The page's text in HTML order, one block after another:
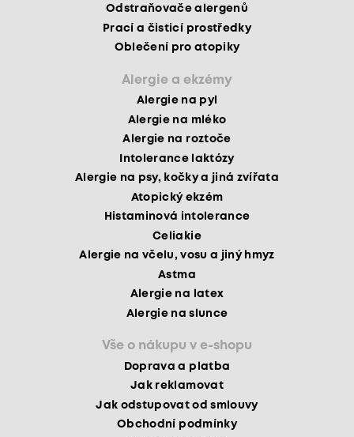
Odstraňovače alergenů
Prací a čisticí prostředky
Oblečení pro atopiky
Alergie a ekzémy
Alergie na pyl
Alergie na mléko
Alergie na roztoče
Intolerance laktózy
Alergie na psy, kočky a jiná zvířata
Atopický ekzém
Histaminová intolerance
Celiakie
Alergie na včelu, vosu a jiný hmyz
Astma
Alergie na latex
Alergie na slunce
Vše o nákupu v e-shopu
Doprava a platba
Jak reklamovat
Jak odstupovat od smlouvy
Obchodní podmínky